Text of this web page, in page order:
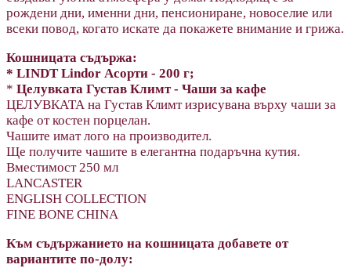
рождени дни, именни дни, пенсиониране, новоселие или
всеки повод, когато искате да покажете внимание и грижа.
Кошницата съдържа:
* LINDT Lindor Асорти - 200 г;
* Целувката Густав Климт - Чаши за кафе
ЦЕЛУВКАТА на Густав Климт изрисувана върху чаши за
кафе от костен порцелан.
Чашите имат лого на производител.
Ще получите чашите в елегантна подаръчна кутия.
Вместимост 250 мл
LANCASTER
ENGLISH COLLECTION
FINE BONE CHINA
Към съдържанието на кошницата добавете от
вариантите по-долу: